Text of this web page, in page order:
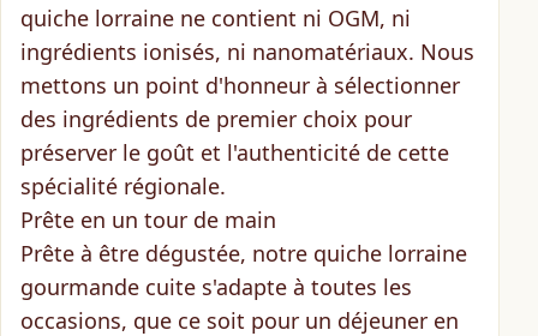
quiche lorraine ne contient ni OGM, ni
ingrédients ionisés, ni nanomatériaux. Nous
mettons un point d'honneur à sélectionner
des ingrédients de premier choix pour
préserver le goût et l'authenticité de cette
spécialité régionale.
Prête en un tour de main
Prête à être dégustée, notre quiche lorraine
gourmande cuite s'adapte à toutes les
occasions, que ce soit pour un déjeuner en